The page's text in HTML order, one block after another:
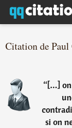
Citation de
“[...]
si on